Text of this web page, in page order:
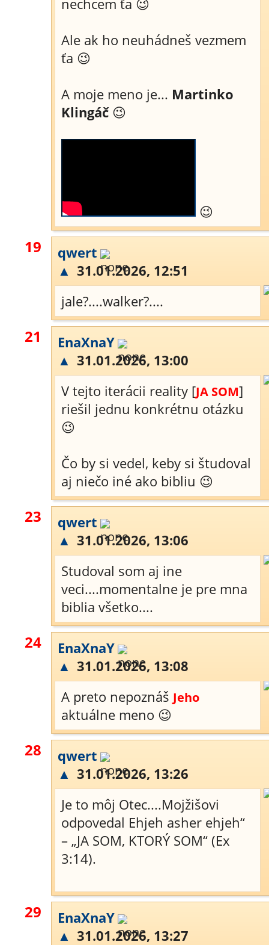
nechcem ťa 😉
Ale ak ho neuhádneš vezmem
ťa 😉
A moje meno je... Martinko
Klingáč😉
😉
19
qwert
▲ 31.01.2026, 12:51
jale?....walker?....
21
EnaXnaY
▲ 31.01.2026, 13:00
V tejto iterácii reality [JA SOM]
riešil jednu konkrétnu otázku
😉
Čo by si vedel, keby si študoval
aj niečo iné ako bibliu 😉
23
qwert
▲ 31.01.2026, 13:06
Studoval som aj ine
veci....momentalne je pre mna
biblia všetko....
24
EnaXnaY
▲ 31.01.2026, 13:08
A preto nepoznáš Jeho
aktuálne meno 😉
28
qwert
▲ 31.01.2026, 13:26
Je to môj Otec....Mojžišovi
odpovedal Ehjeh asher ehjeh“
– „JA SOM, KTORÝ SOM“ (Ex
3:14).
29
EnaXnaY
▲ 31.01.2026, 13:27